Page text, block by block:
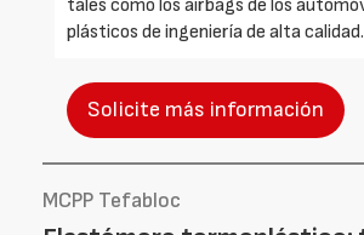
tales como los airbags de los
plásticos de ingeniería de alta calidad.
Solicite más información
MCPP Tefabloc